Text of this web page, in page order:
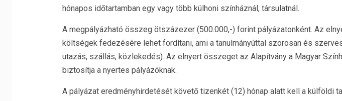
hónapos időtartamban egy vagy több külhoni színháznál, társulatnál.
A megpályázható összeg ötszázezer (500.000,-) forint pályázatonként. Az
költségek fedezésére lehet fordítani, ami a tanulmányúttal szorosan és
utazás, szállás, közlekedés). Az elnyert összeget az Alapítvány a Magyar
biztosítja a nyertes pályázóknak.
A pályázat eredményhirdetését követő tizenkét (12) hónap alatt kell a külföldi